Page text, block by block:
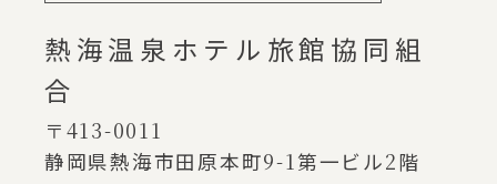
熱海温泉ホテル旅館協同組
合
〒413-0011
静岡県熱海市田原本町9-1第一ビル2階